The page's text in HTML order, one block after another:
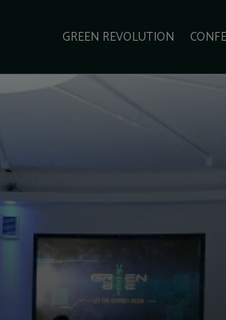
GREEN REVOLUTION